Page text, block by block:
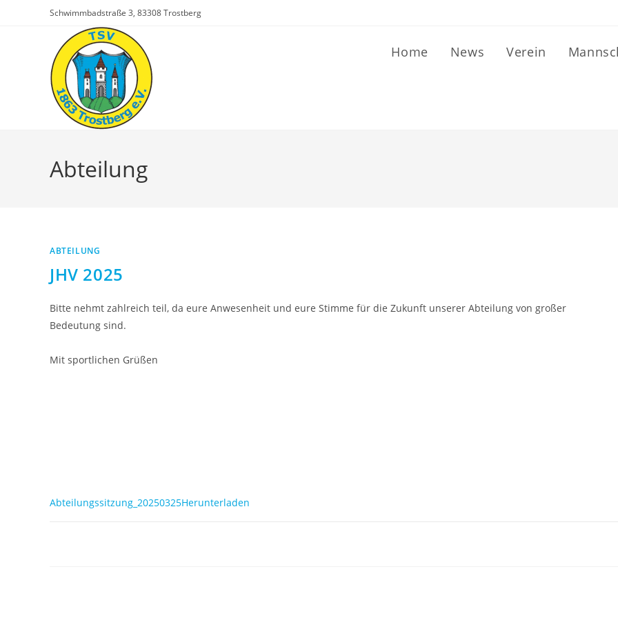
Schwimmbadstraße 3, 83308 Trostberg
Home News Verein
Abteilung
ABTEILUNG
JHV 2025
Bitte nehmt zahlreich teil, da eure Anwesenheit und eure Stimme für die Zukunft unserer Abteilung von großer
Bedeutung sind.
Mit sportlichen Grüßen
Abteilungssitzung_20250325Herunterladen